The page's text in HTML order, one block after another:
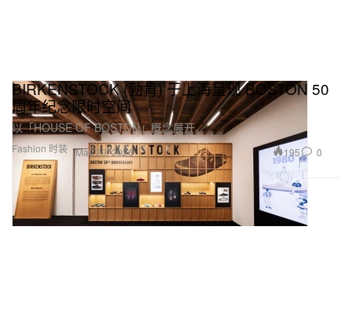
Fashion 时装
BIRKENSTOCK (勃肯) 于上海呈现 BOSTON 50
周年纪念限时空间
以「HOUSE OF BOSTON」概念展开。
May 29, 2026 195 0